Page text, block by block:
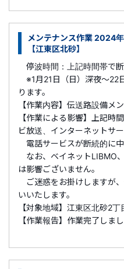
メンテナンス作業 2024
【江東区北砂】
停波時間：上記時間帯で断
※1月21日（日）深夜～22
ります。
【作業内容】伝送路設備メ
【作業による影響】上記時
ビ放送、インターネットサー
電話サービスが断続的に中
なお、ベイネットLIBMO
は影響ございません。
ご迷惑をお掛けしますが
いいたします。
【対象地域】江東区北砂2丁
【作業報告】作業完了しま